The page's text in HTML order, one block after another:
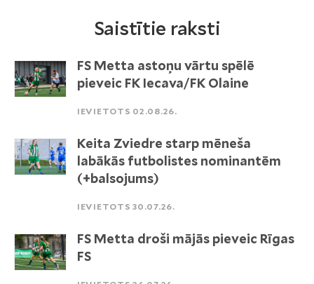
Saistītie raksti
FS Metta astoņu vārtu spēlē
pieveic FK Iecava/FK Olaine
IEVIETOTS 02.08.26.
Keita Zviedre starp mēneša
labākās futbolistes nominantēm
(+balsojums)
IEVIETOTS 30.07.26.
FS Metta droši mājās pieveic Rīgas
FS